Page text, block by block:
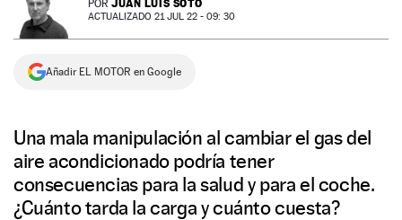
NEWSLETTER
SÍGUENOS
POR JUAN LUIS SOTO
ACTUALIZADO 21 JUL 22 - 09: 30
Añadir EL MOTOR en Google
Una mala manipulación al cambiar el gas del
aire acondicionado podría tener
consecuencias para la salud y para el coche.
¿Cuánto tarda la carga y cuánto cuesta?